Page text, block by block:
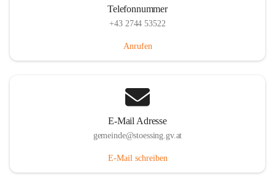
Telefonnummer
+43 2744 53522
Anrufen
E-Mail Adresse
gemeinde@stoessing.gv.at
E-Mail schreiben